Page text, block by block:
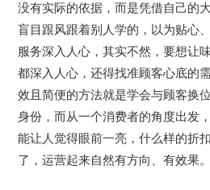
没有实际的依据，而是凭借自己的
盲目跟风跟着别人学的，以为贴心
服务深入人心，其实不然，要想让
都深入人心，还得找准顾客心底的
效且简便的方法就是学会与顾客换
身份，而从一个消费者的角度出发
能让人觉得眼前一亮，什么样的折
了，运营起来自然有方向、有效果。